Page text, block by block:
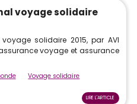
voyage solidaire
solidaire 2015, par AVI
voyage et assurance
Voyage solidaire
LIRE L'ARTICLE